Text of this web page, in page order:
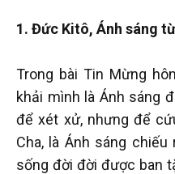
1. Đức Kitô, Ánh sáng
Trong bài Tin Mừng
khải mình là Ánh sáng
để xét xử, nhưng để
Cha, là Ánh sáng
sống đời đời được ban